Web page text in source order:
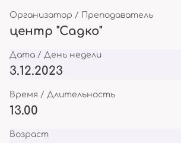
Организатор / Преподаватель
центр "Садко"
Дата / День недели
3.12.2023
Время / Длительность
13.00
Возраст